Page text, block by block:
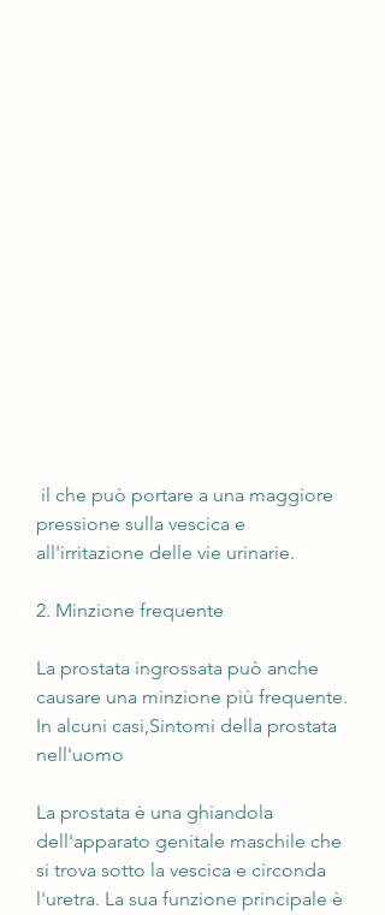
pressione sulla vescica e
all'irritazione delle vie urinarie.
2. Minzione frequente
La prostata ingrossata può anche
causare una minzione più frequente.
In alcuni casi,Sintomi della prostata
nell'uomo
La prostata è una ghiandola
dell'apparato genitale maschile che
si trova sotto la vescica e circonda
l'uretra. La sua funzione principale è